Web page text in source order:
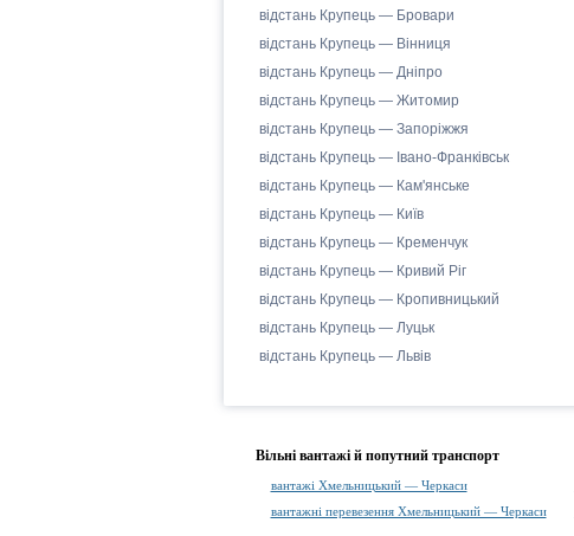
відстань Крупець — Бровари
відстань Крупець — Вінниця
відстань Крупець — Дніпро
відстань Крупець — Житомир
відстань Крупець — Запоріжжя
відстань Крупець — Івано-Франківськ
відстань Крупець — Кам'янське
відстань Крупець — Київ
відстань Крупець — Кременчук
відстань Крупець — Кривий Ріг
відстань Крупець — Кропивницький
відстань Крупець — Луцьк
відстань Крупець — Львів
Вільні вантажі й попутний транспорт
вантажі Хмельницький — Черкаси
вантажні перевезення Хмельницький — Черкаси